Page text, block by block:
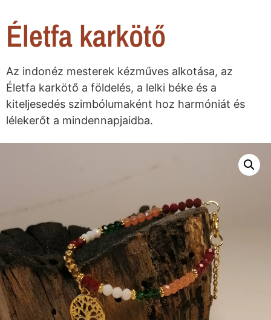
Életfa karkötő
Az indonéz mesterek kézműves alkotása, az
Életfa karkötő a földelés, a lelki béke és a
kiteljesedés szimbólumaként hoz harmóniát és
lélekerőt a mindennapjaidba.